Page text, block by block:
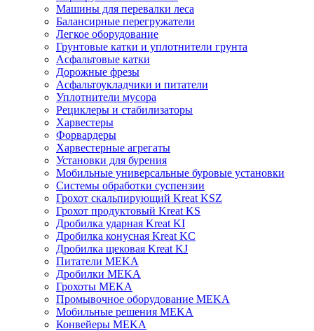
Машины для перевалки леса
Балансирные перегружатели
Легкое оборудование
Грунтовые катки и уплотнители грунта
Асфальтовые катки
Дорожные фрезы
Асфальтоукладчики и питатели
Уплотнители мусора
Рециклеры и стабилизаторы
Харвестеры
Форвардеры
Харвестерные агрегаты
Установки для бурения
Мобильные универсальные буровые установки
Системы обработки суспензии
Грохот скальпирующий Kreat KSZ
Грохот продуктовый Kreat KS
Дробилка ударная Kreat KI
Дробилка конусная Kreat KC
Дробилка щековая Kreat KJ
Питатели MEKA
Дробилки MEKA
Грохоты MEKA
Промывочное оборудование MEKA
Мобильные решения MEKA
Конвейеры MEKA